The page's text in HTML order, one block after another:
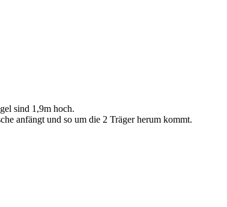
sind 1,9m hoch.
anfängt und so um die 2 Träger herum kommt.